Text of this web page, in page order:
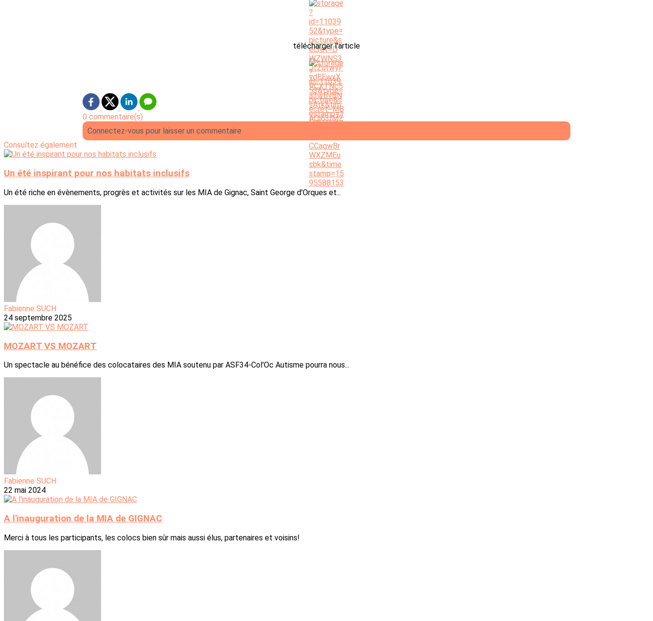
télécharger l'article
0 commentaire(s)
Connectez-vous pour laisser un commentaire
Consultez également
Un été inspirant pour nos habitats inclusifs
Un été riche en évènements, progrès et activités sur les MIA de Gignac, Saint George d'Orques et...
Fabienne SUCH
24 septembre 2025
MOZART VS MOZART
Un spectacle au bénéfice des colocataires des MIA soutenu par ASF34-Col'Oc Autisme pourra nous...
Fabienne SUCH
22 mai 2024
A l'inauguration de la MIA de GIGNAC
Merci à tous les participants, les colocs bien sûr mais aussi élus, partenaires et voisins!